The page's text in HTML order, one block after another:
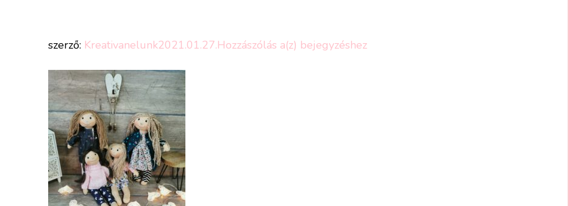
szerző: Kreativanelunk2021.01.27.Hozzászólás a(z) img_20201119_164050_optimized
bejegyzéshez